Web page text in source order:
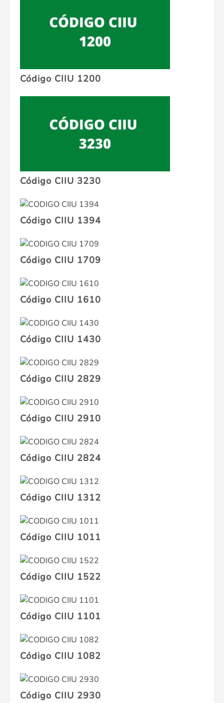
Código CIIU 1200
Código CIIU 3230
Código CIIU 1394
Código CIIU 1709
Código CIIU 1610
Código CIIU 1430
Código CIIU 2829
Código CIIU 2910
Código CIIU 2824
Código CIIU 1312
Código CIIU 1011
Código CIIU 1522
Código CIIU 1101
Código CIIU 1082
Código CIIU 2930